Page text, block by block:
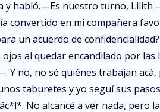
y habló.—Es nuestro turno,
convertido en mi compañera
un acuerdo de
al quedar encandilado por
no, no sé quiénes trabajan acá,
taburetes y yo seguí sus
No alcancé a ver nada, pero